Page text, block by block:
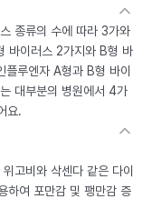
종류의 수에 따라 3가와
바이러스 2가지와 B형 바
루엔자 A형과 B형 바이
대부분의 병원에서 4가
요.
고비와 삭센다 같은 다이
하여 포만감 및 팽만감 증